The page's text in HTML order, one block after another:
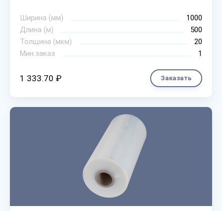
Ширина (мм)
1000
Длина (м)
500
Толщина (мкм)
20
Мин.заказ
1
1 333.70 ₽ Заказать